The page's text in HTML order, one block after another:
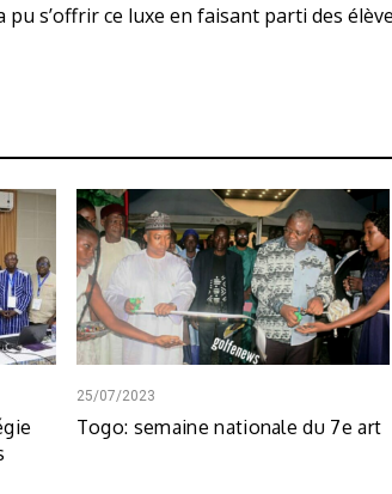
pu s’offrir ce luxe en faisant parti des
25/07/2023
Togo: semaine nationale du 7e art